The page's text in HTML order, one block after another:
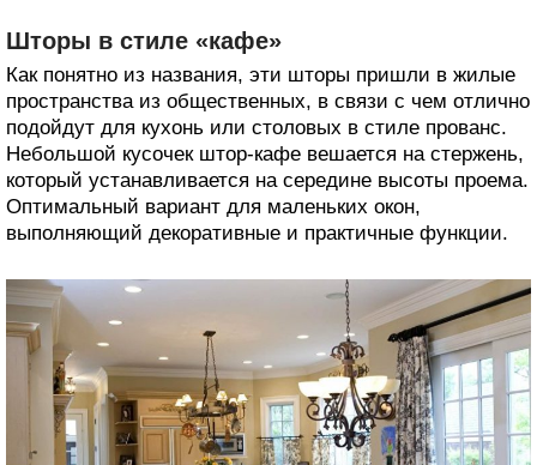
Шторы в стиле «кафе»
Как понятно из названия, эти шторы пришли в жилые
пространства из общественных, в связи с чем отлично
подойдут для кухонь или столовых в стиле прованс.
Небольшой кусочек штор-кафе вешается на стержень,
который устанавливается на середине высоты проема.
Оптимальный вариант для маленьких окон,
выполняющий декоративные и практичные функции.